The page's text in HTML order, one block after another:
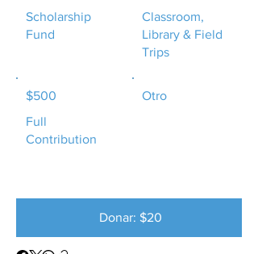
Scholarship
Fund
Classroom,
Library & Field
Trips
Full
Contribution
$500 Otro
Donar: $20